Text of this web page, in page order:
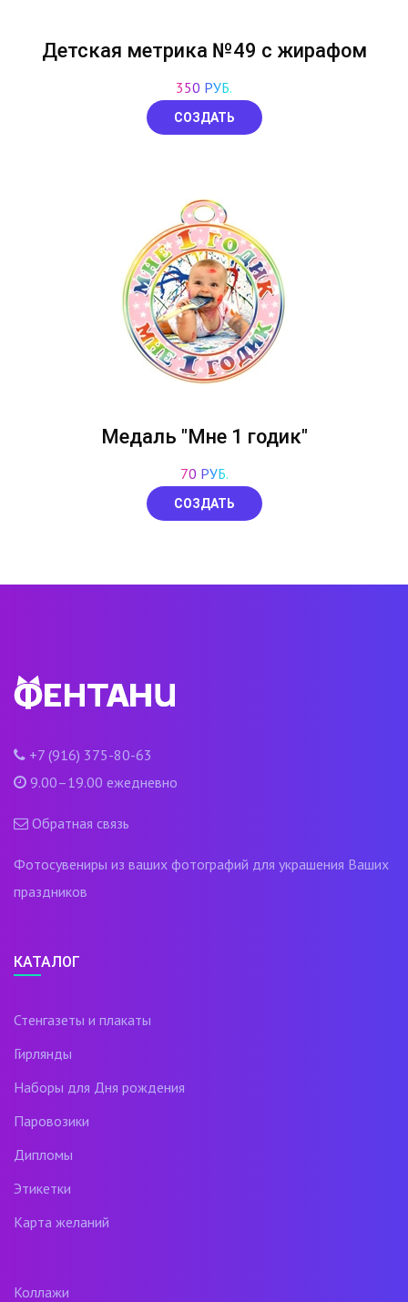
Детская метрика №49 с жирафом
350 РУБ.
СОЗДАТЬ
Медаль "Мне 1 годик"
70 РУБ.
СОЗДАТЬ
+7 (916) 375-80-63
9.00–19.00 ежедневно
Обратная связь
Фотосувениры из ваших фотографий для украшения Ваших
праздников
КАТАЛОГ
Стенгазеты и плакаты
Гирлянды
Наборы для Дня рождения
Паровозики
Дипломы
Этикетки
Карта желаний
Коллажи